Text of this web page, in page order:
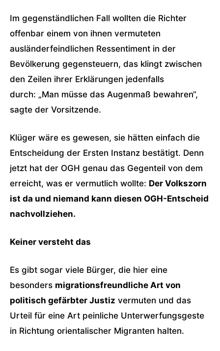
Im gegenständlichen Fall wollten die Richter
offenbar einem von ihnen vermuteten
ausländerfeindlichen Ressentiment in der
Bevölkerung gegensteuern, das klingt zwischen
den Zeilen ihrer Erklärungen jedenfalls
durch: „Man müsse das Augenmaß bewahren“,
sagte der Vorsitzende.
Klüger wäre es gewesen, sie hätten einfach die
Entscheidung der Ersten Instanz bestätigt. Denn
jetzt hat der OGH genau das Gegenteil von dem
erreicht, was er vermutlich wollte: Der Volkszorn
ist da und niemand kann diesen OGH-Entscheid
nachvollziehen.
Keiner versteht das
Es gibt sogar viele Bürger, die hier eine
besonders migrationsfreundliche Art von
politisch gefärbter Justiz vermuten und das
Urteil für eine Art peinliche Unterwerfungsgeste
in Richtung orientalischer Migranten halten.